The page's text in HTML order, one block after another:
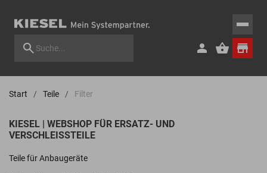
Start Teile Filter
KIESEL | WEBSHOP FÜR ERSATZ- UND
VERSCHLEISSTEILE
Teile für Anbaugeräte